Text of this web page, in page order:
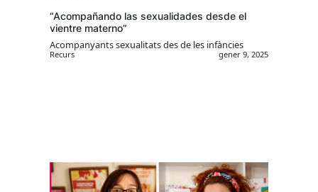
“Acompañando las sexualidades desde el
vientre materno”
Acompanyants sexualitats des de les infàncies
Recurs gener 9, 2025